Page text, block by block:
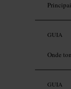
GUIA
Onde
GUIA